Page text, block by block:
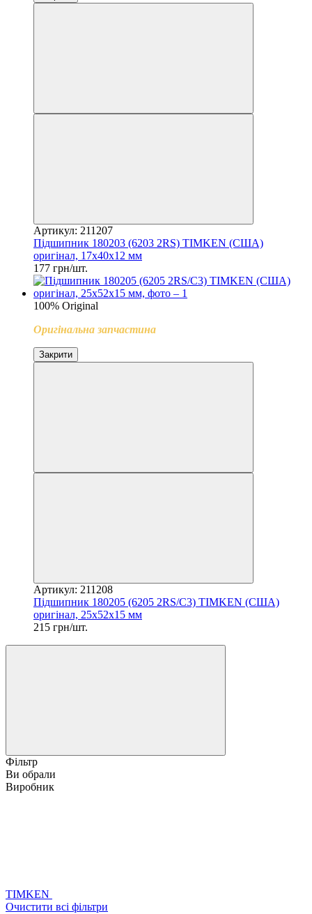
Артикул: 211207
Підшипник 180203 (6203 2RS) TIMKEN (США)
оригінал, 17x40x12 мм
177 грн/шт.
100% Original
Оригінальна запчастина
Закрити
Артикул: 211208
Підшипник 180205 (6205 2RS/C3) TIMKEN (США)
оригінал, 25x52x15 мм
215 грн/шт.
Фільтр
Ви обрали
Виробник
TIMKEN
Очистити всі фільтри